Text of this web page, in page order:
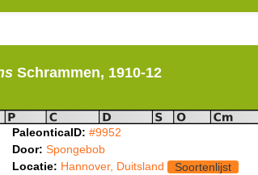
Schrammen, 1910-12
PaleonticaID: #9952
Door: Spongebob
Locatie: Hannover, Duitsland
Soortenlijst